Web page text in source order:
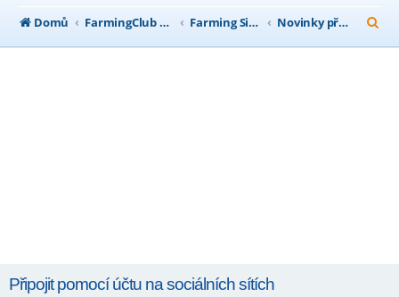
Domů
FarmingClub Fórum Farming Simulator 22 Novinky před vydáním
l
Připojit pomocí účtu na sociálních sítích